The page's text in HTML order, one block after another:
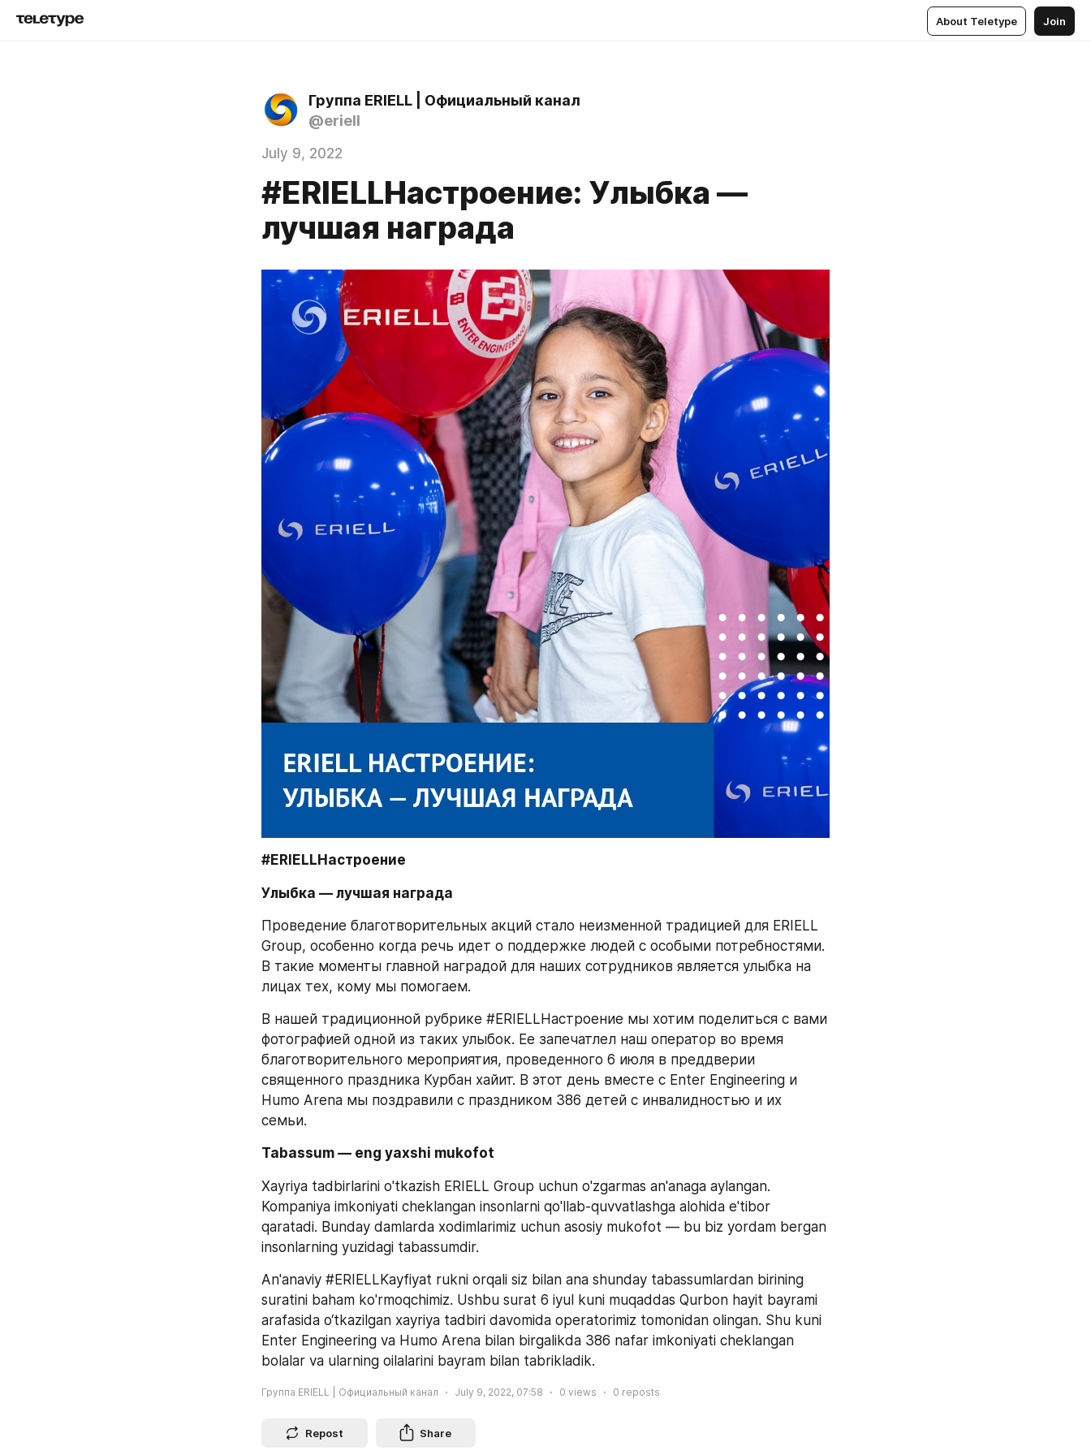
About Teletype Join
Группа ERIELL | Официальный канал
@eriell
July 9, 2022
#ERIELLНастроение: Улыбка —
лучшая награда
#ERIELLНастроение
Улыбка — лучшая награда
Проведение благотворительных акций стало неизменной традицией для ERIELL
Group, особенно когда речь идет о поддержке людей с особыми потребностями.
В такие моменты главной наградой для наших сотрудников является улыбка на
лицах тех, кому мы помогаем.
В нашей традиционной рубрике #ERIELLНастроение мы хотим поделиться с вами
фотографией одной из таких улыбок. Ее запечатлел наш оператор во время
благотворительного мероприятия, проведенного 6 июля в преддверии
священного праздника Курбан хайит. В этот день вместе с Enter Engineering и
Humo Arena мы поздравили с праздником 386 детей с инвалидностью и их
семьи.
Tabassum — eng yaxshi mukofot
Xayriya tadbirlarini o'tkazish ERIELL Group uchun o'zgarmas an'anaga aylangan.
Kompaniya imkoniyati cheklangan insonlarni qo'llab-quvvatlashga alohida e'tibor
qaratadi. Bunday damlarda xodimlarimiz uchun asosiy mukofot — bu biz yordam bergan
insonlarning yuzidagi tabassumdir.
An'anaviy #ERIELLKayfiyat rukni orqali siz bilan ana shunday tabassumlardan birining
suratini baham ko'rmoqchimiz. Ushbu surat 6 iyul kuni muqaddas Qurbon hayit bayrami
arafasida o‘tkazilgan xayriya tadbiri davomida operatorimiz tomonidan olingan. Shu kuni
Enter Engineering va Humo Arena bilan birgalikda 386 nafar imkoniyati cheklangan
bolalar va ularning oilalarini bayram bilan tabrikladik.
Группа ERIELL | Официальный канал July 9, 2022, 07:58 0 views 0 reposts
Repost Share